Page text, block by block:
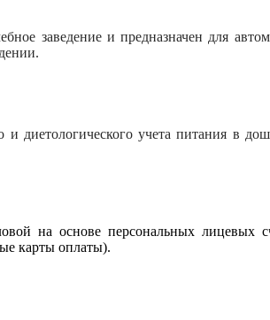
заведение и предназначен для
диетологического учета питания в
на основе персональных лицевых
карты оплаты).